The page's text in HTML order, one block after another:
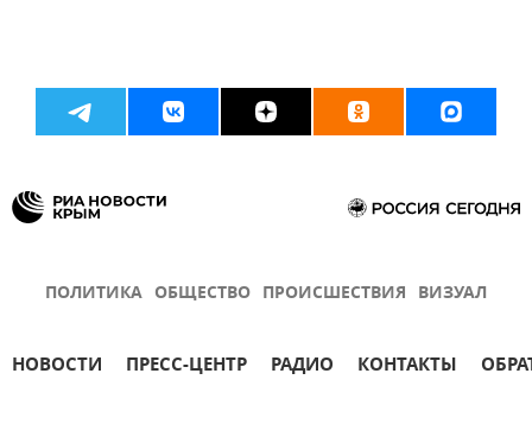
ПОЛИТИКА ОБЩЕСТВО ПРОИСШЕСТВИЯ ВИЗУАЛ
НОВОСТИ ПРЕСС-ЦЕНТР РАДИО КОНТАКТЫ